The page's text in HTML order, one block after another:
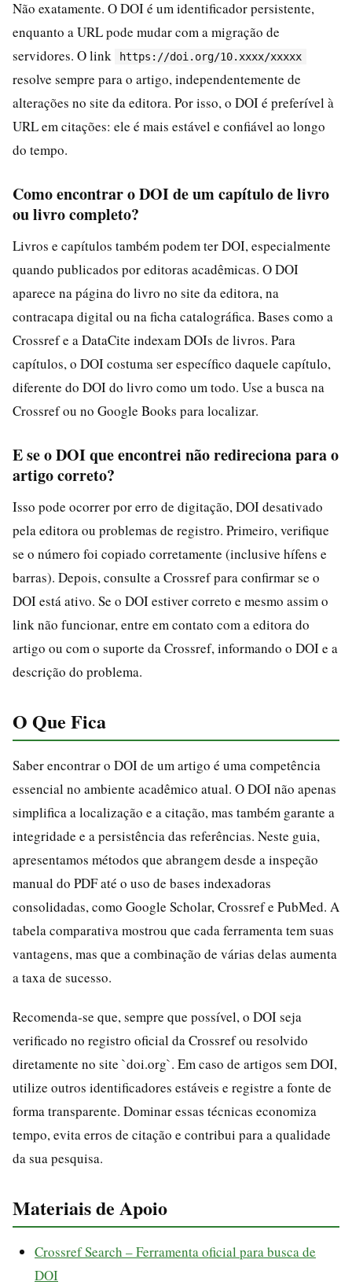
Não exatamente. O DOI é um identificador persistente,
enquanto a URL pode mudar com a migração de
servidores. O link
https://doi.org/10.xxxx/xxxxx
resolve sempre para o artigo, independentemente de
alterações no site da editora. Por isso, o DOI é preferível à
URL em citações: ele é mais estável e confiável ao longo
do tempo.
Como encontrar o DOI de um capítulo de livro
ou livro completo?
Livros e capítulos também podem ter DOI, especialmente
quando publicados por editoras acadêmicas. O DOI
aparece na página do livro no site da editora, na
contracapa digital ou na ficha catalográfica. Bases como a
Crossref e a DataCite indexam DOIs de livros. Para
capítulos, o DOI costuma ser específico daquele capítulo,
diferente do DOI do livro como um todo. Use a busca na
Crossref ou no Google Books para localizar.
E se o DOI que encontrei não redireciona para o
artigo correto?
Isso pode ocorrer por erro de digitação, DOI desativado
pela editora ou problemas de registro. Primeiro, verifique
se o número foi copiado corretamente (inclusive hífens e
barras). Depois, consulte a Crossref para confirmar se o
DOI está ativo. Se o DOI estiver correto e mesmo assim o
link não funcionar, entre em contato com a editora do
artigo ou com o suporte da Crossref, informando o DOI e a
descrição do problema.
O Que Fica
Saber encontrar o DOI de um artigo é uma competência
essencial no ambiente acadêmico atual. O DOI não apenas
simplifica a localização e a citação, mas também garante a
integridade e a persistência das referências. Neste guia,
apresentamos métodos que abrangem desde a inspeção
manual do PDF até o uso de bases indexadoras
consolidadas, como Google Scholar, Crossref e PubMed. A
tabela comparativa mostrou que cada ferramenta tem suas
vantagens, mas que a combinação de várias delas aumenta
a taxa de sucesso.
Recomenda‑se que, sempre que possível, o DOI seja
verificado no registro oficial da Crossref ou resolvido
diretamente no site `doi.org`. Em caso de artigos sem DOI,
utilize outros identificadores estáveis e registre a fonte de
forma transparente. Dominar essas técnicas economiza
tempo, evita erros de citação e contribui para a qualidade
da sua pesquisa.
Materiais de Apoio
Crossref Search – Ferramenta oficial para busca de
DOI